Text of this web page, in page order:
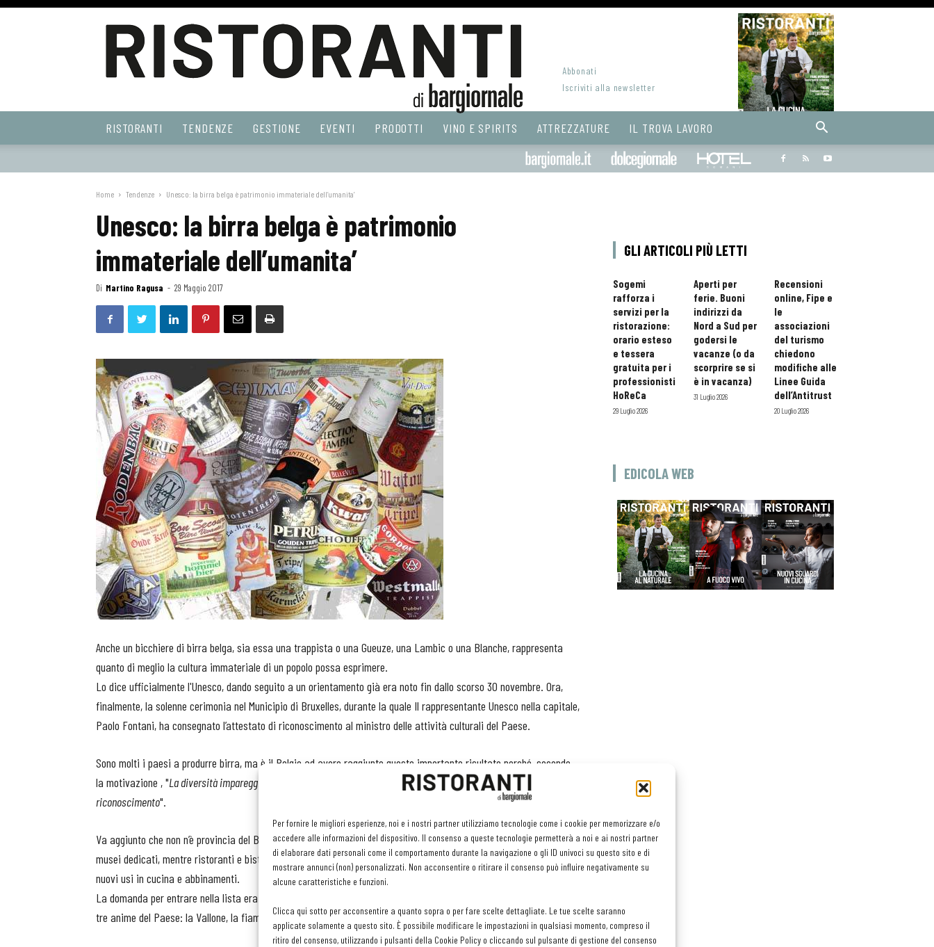
Per fornire le migliori esperienze, noi e i nostri partner utilizziamo tecnologie come i cookie per memorizzare e/o
accedere alle informazioni del dispositivo. Il consenso a queste tecnologie permetterà a noi e ai nostri partner
di elaborare dati personali come il comportamento durante la navigazione o gli ID univoci su questo sito e di
mostrare annunci (non) personalizzati. Non acconsentire o ritirare il consenso può influire negativamente su
alcune caratteristiche e funzioni.
Clicca qui sotto per acconsentire a quanto sopra o per fare scelte dettagliate. Le tue scelte saranno
applicate solamente a questo sito. È possibile modificare le impostazioni in qualsiasi momento, compreso il
ritiro del consenso, utilizzando i pulsanti della Cookie Policy o cliccando sul pulsante di gestione del consenso
Web
Abbonati
Iscriviti alla newsletter
RISTORANTI TENDENZE GESTIONE EVENTI PRODOTTI VINO E SPIRITS ATTREZZATURE IL TROVA LAVORO
Bargiornale dolcegiornale
Home Tendenze Unesco: la birra belga è patrimonio immateriale dell’umanita’
Unesco: la birra belga è patrimonio
immateriale dell’umanita’
Di Martino Ragusa - 29 Maggio 2017
Anche un bicchiere di birra belga, sia essa una trappista o una Gueuze, una Lambic o una Blanche, rappresenta
quanto di meglio la cultura immateriale di un popolo possa esprimere.
Lo dice ufficialmente l'Unesco, dando seguito a un orientamento già era noto fin dallo scorso 30 novembre. Ora,
finalmente, la solenne cerimonia nel Municipio di Bruxelles, durante la quale Il rappresentante Unesco nella capitale,
Paolo Fontani, ha consegnato l’attestato di riconoscimento al ministro delle attività culturali del Paese.
Sono molti i paesi a produrre birra, ma è il Belgio ad avere raggiunto questo importante risultato perché, secondo
la motivazione , "La diversità impareggiabile dell'arte della birra belga e l'intensità di questa cultura ha permesso il
riconoscimento".
Va aggiunto che non n’è provincia del Belgio che non abbia almeno un birrificio. Numerosi sono le associazioni e i
musei dedicati, mentre ristoranti e bistrot organizzano frequentemente serate a tema stimolando la ricerca di
nuovi usi in cucina e abbinamenti.
La domanda per entrare nella lista era stata presentata dalla Comunità Germanofona ma ha unito tutte e tre le e
tre anime del Paese: la Vallone, la fiamminga e la tedesca.
GLI ARTICOLI PIÙ LETTI
Sogemi
rafforza i
servizi per la
ristorazione:
orario esteso
e tessera
gratuita per i
professionisti
HoReCa
29 Luglio 2026
Aperti per
ferie. Buoni
indirizzi da
Nord a Sud per
godersi le
vacanze (o da
scorprire se si
è in vacanza)
31 Luglio 2026
Recensioni
online, Fipe e
le
associazioni
del turismo
chiedono
modifiche alle
Linee Guida
dell’Antitrust
20 Luglio 2026
EDICOLA WEB